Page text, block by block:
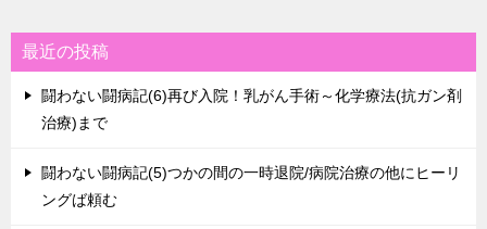
最近の投稿
闘わない闘病記(6)再び入院！乳がん手術～化学療法(抗ガン剤
治療)まで
闘わない闘病記(5)つかの間の一時退院/病院治療の他にヒーリ
ングば頼む